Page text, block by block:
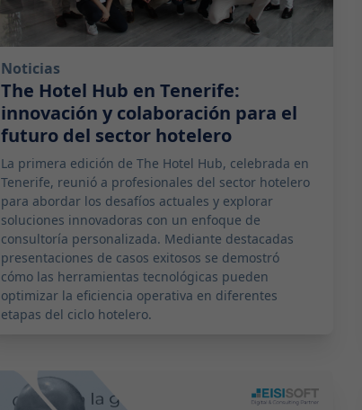
Noticias
The Hotel Hub en Tenerife:
innovación y colaboración para el
futuro del sector hotelero
La primera edición de The Hotel Hub, celebrada en
Tenerife, reunió a profesionales del sector hotelero
para abordar los desafíos actuales y explorar
soluciones innovadoras con un enfoque de
consultoría personalizada. Mediante destacadas
presentaciones de casos exitosos se demostró
cómo las herramientas tecnológicas pueden
optimizar la eficiencia operativa en diferentes
etapas del ciclo hotelero.
2024-02-28 11:00:00